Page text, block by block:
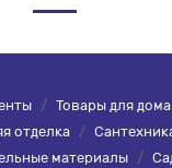
/ Товары для
отделка /
материалы
/